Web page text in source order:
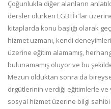
Çoğunlukla diğer alanların
dersler olurken LGBTİ+’lar
kitaplarda konu başlığı olarak
hizmet uzmanı, kendi
üzerine eğitim alamamış,
bulunamamış oluyor ve bu
Mezun olduktan sonra da
örgütlerinin verdiği eğitimlerle ve
sosyal hizmet üzerine bilgi